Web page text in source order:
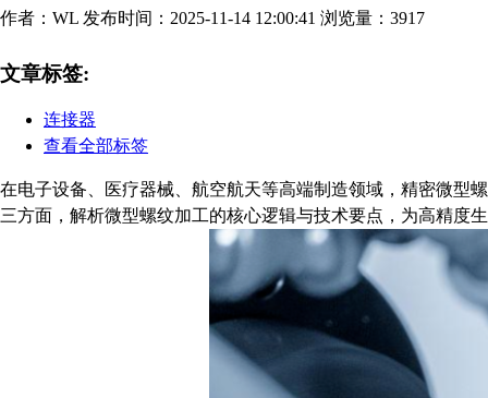
作者：WL 发布时间：2025-11-14 12:00:41 浏览量：3917
文章标签:
连接器
查看全部标签
在电子设备、医疗器械、航空航天等高端制造领域，精密微型
三方面，解析微型螺纹加工的核心逻辑与技术要点，为高精度